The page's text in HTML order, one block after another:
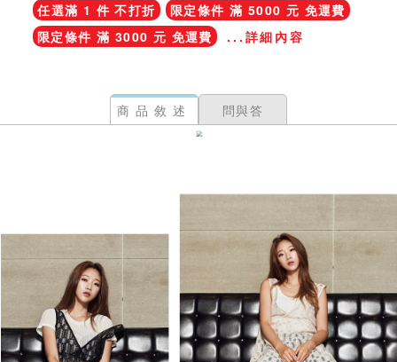
任選滿 1 件 不打折
限定條件 滿 5000 元 免運費
限定條件 滿 3000 元 免運費
...詳細內容
商品敘述 問與答